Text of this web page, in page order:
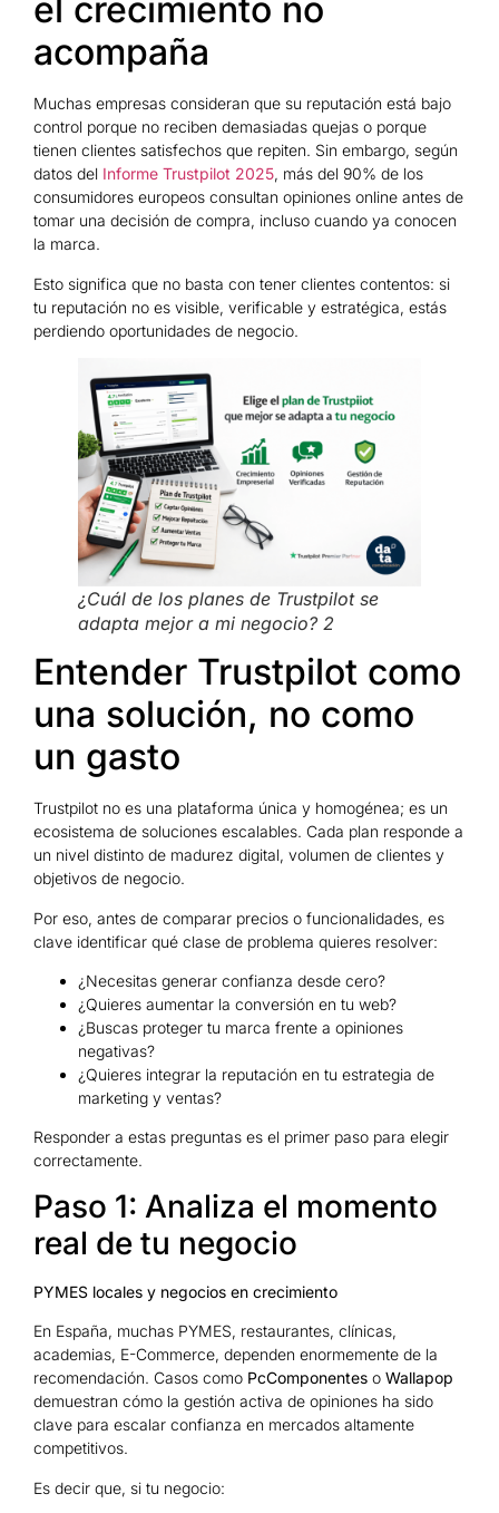
el crecimiento no
acompaña
Muchas empresas consideran que su reputación está bajo
control porque no reciben demasiadas quejas o porque
tienen clientes satisfechos que repiten. Sin embargo, según
datos del Informe Trustpilot 2025, más del 90% de los
consumidores europeos consultan opiniones online antes de
tomar una decisión de compra, incluso cuando ya conocen
la marca.
Esto significa que no basta con tener clientes contentos: si
tu reputación no es visible, verificable y estratégica, estás
perdiendo oportunidades de negocio.
¿Cuál de los planes de Trustpilot se
adapta mejor a mi negocio? 2
Entender Trustpilot como
una solución, no como
un gasto
Trustpilot no es una plataforma única y homogénea; es un
ecosistema de soluciones escalables. Cada plan responde a
un nivel distinto de madurez digital, volumen de clientes y
objetivos de negocio.
Por eso, antes de comparar precios o funcionalidades, es
clave identificar qué clase de problema quieres resolver:
¿Necesitas generar confianza desde cero?
¿Quieres aumentar la conversión en tu web?
¿Buscas proteger tu marca frente a opiniones
negativas?
¿Quieres integrar la reputación en tu estrategia de
marketing y ventas?
Responder a estas preguntas es el primer paso para elegir
correctamente.
Paso 1: Analiza el momento
real de tu negocio
PYMES locales y negocios en crecimiento
En España, muchas PYMES, restaurantes, clínicas,
academias, E-Commerce, dependen enormemente de la
recomendación. Casos como PcComponentes o Wallapop
demuestran cómo la gestión activa de opiniones ha sido
clave para escalar confianza en mercados altamente
competitivos.
Es decir que, si tu negocio: